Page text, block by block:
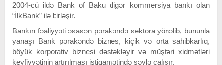
2004-cü ildə Bank of Baku digər kommersiya bankı olan
“İlkBank” ilə birləşir.
Bankın fəaliyyəti əsasən pərakəndə sektora yönəlib, bununla
yanaşı Bank pərakəndə biznes, kiçik və orta sahibkarlıq,
böyük korporativ biznesi dəstəkləyir və müştəri xidmətləri
keyfiyyətinin artırılması istiqamətində səylə çalışır.